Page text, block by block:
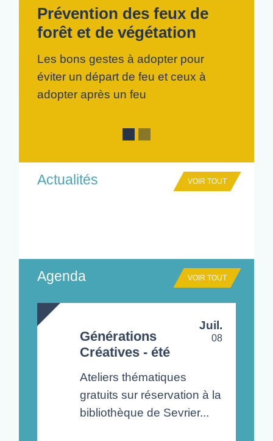
Prévention des feux de
forêt et de végétation
Les bons gestes à adopter pour
éviter un départ de feu et ceux à
adopter après un feu
Actualités VOIR TOUT
Agenda VOIR TOUT
today
Juil.
08
Générations
Créatives - été
Ateliers thématiques
gratuits sur réservation à la
bibliothèque de Sevrier...